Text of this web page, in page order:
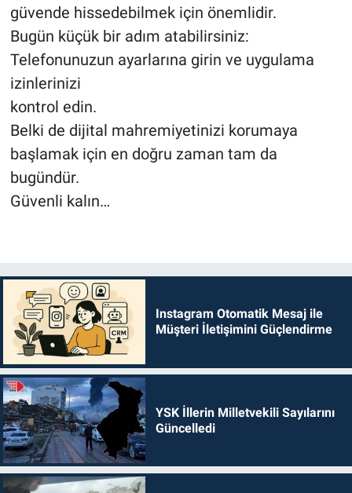
güvende hissedebilmek için önemlidir.
Bugün küçük bir adım atabilirsiniz:
Telefonunuzun ayarlarına girin ve uygulama
izinlerinizi
kontrol edin.
Belki de dijital mahremiyetinizi korumaya
başlamak için en doğru zaman tam da
bugündür.
Güvenli kalın…
Instagram Otomatik Mesaj ile
Müşteri İletişimini Güçlendirme
YSK İllerin Milletvekili Sayılarını
Güncelledi